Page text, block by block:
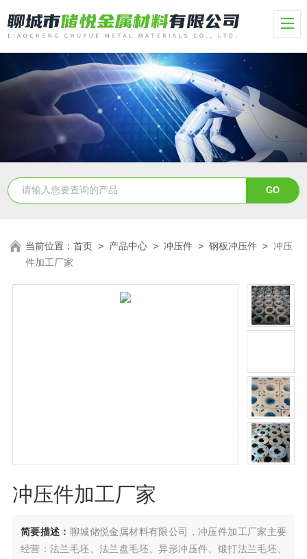
当前位置：首页 > 产品中心 >冲压件 >钢板冲压件 >冲压
件加工厂家
冲压件加工厂家
简要描述： 聊城储悦金属材料有限公司，冲压件加工厂家主要
经营：法兰毛坯、法兰盘毛坯、异形冲压件、锻打法兰毛坯、